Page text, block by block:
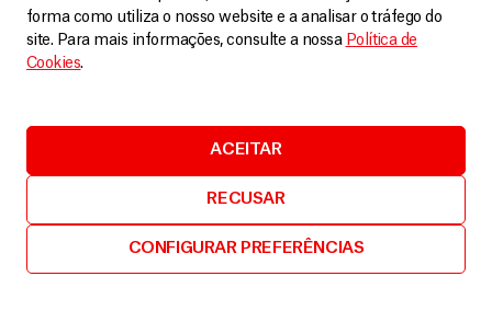
forma como utiliza o nosso website e a analisar o tráfego do
site. Para mais informações, consulte a nossa Política de
Cookies.
ACEITAR
RECUSAR
CONFIGURAR PREFERÊNCIAS
7.390